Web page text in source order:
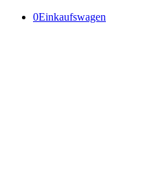
0Einkaufswagen